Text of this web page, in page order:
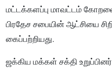
மட்டக்களப்பு மாவட்டம்
பிரதேச சபையின் ஆட்சியை
கைப்பற்றியது.
ஜக்கிய மக்கள் சக்தி